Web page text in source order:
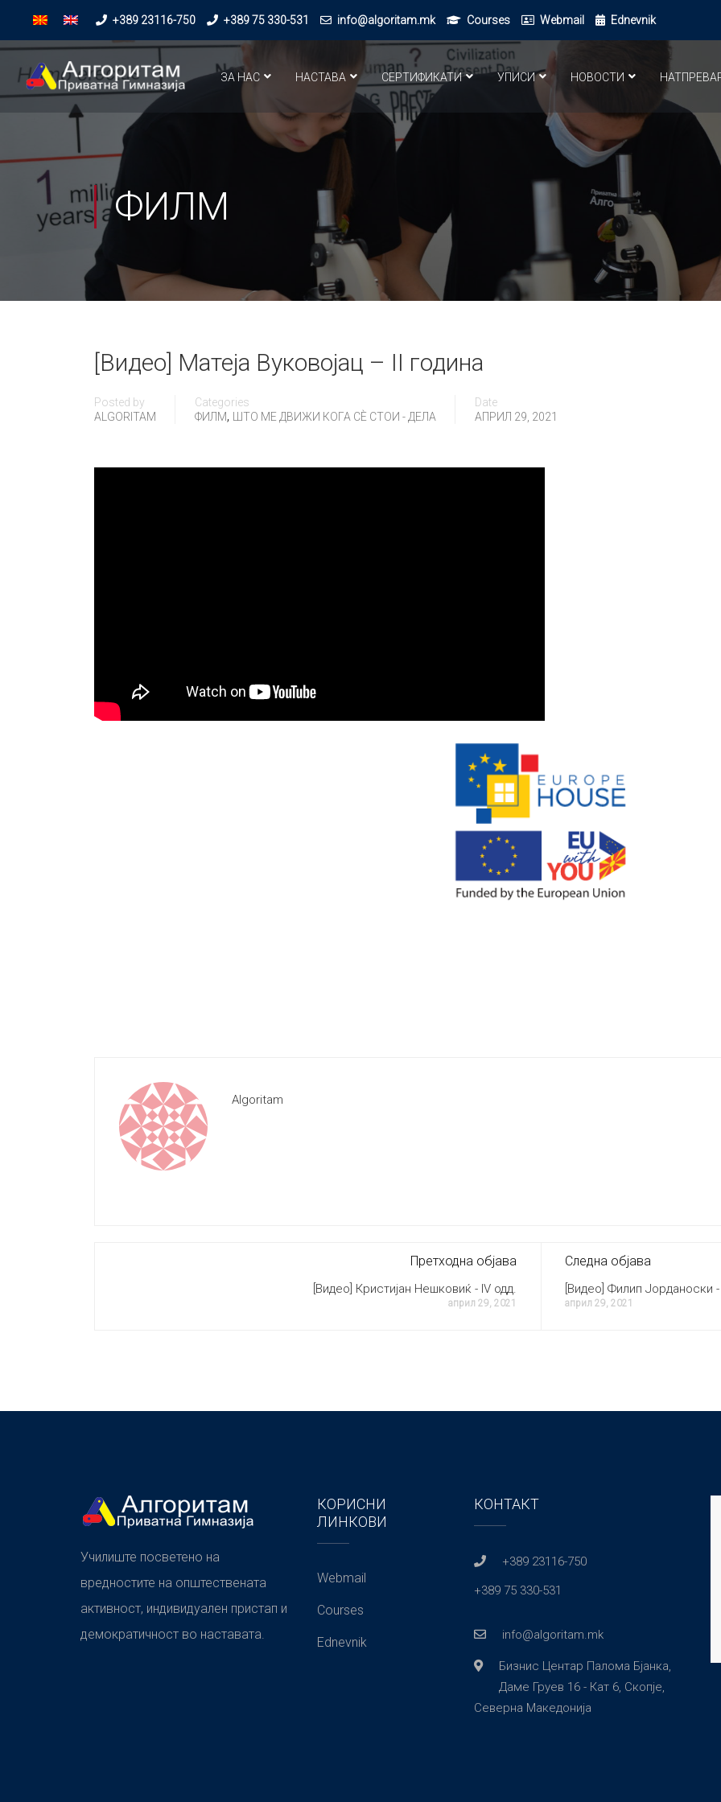
+389 23116-750 +389 75 330-531 info@algoritam.mk Courses Webmail Ednevnik
ЗА НАС НАСТАВА СЕРТИФИКАТИ УПИСИ НОВОСТИ
ФИЛМ
[Видео] Матеја Вуковојац – II година
Posted by
ALGORITAM
Categories
ФИЛМ, ШТО МЕ ДВИЖИ КОГА СÈ СТОИ - ДЕЛА
Date
АПРИЛ 29, 2021
Algoritam
Претходна објава
[Видео] Кристијан Нешковиќ - IV одд.
април 29, 2021
Следна објава
[Видео] Филип Јорданоски -
април 29, 2021
Училиште посветено на
вредностите на општествената
активност, индивидуален пристап и
демократичност во наставата.
КОРИСНИ
ЛИНКОВИ
Webmail
Courses
Ednevnik
КОНТАКТ
+389 23116-750
+389 75 330-531
info@algoritam.mk
Бизнис Центар Палома Бјанка,
Даме Груев 16 - Кат 6, Скопје,
Северна Македонија